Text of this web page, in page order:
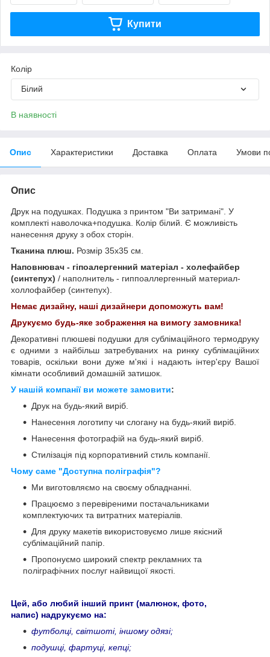
Купити
Колір
Білий
В наявності
Опис Характеристики Доставка Оплата Умови
Опис
Друк на подушках. Подушка з принтом "Ви затримані". У
комплекті наволочка+подушка. Колір білий. Є можливість
нанесення друку з обох сторін.
Тканина плюш. Розмір 35х35 см.
Наповнювач - гіпоалергенний матеріал - холефайбер
(синтепух) / наполнитель - гиппоаллергенный материал-
холлофайбер (синтепух).
Немає дизайну, наші дизайнери допоможуть вам!
Друкуємо будь-яке зображення на вимогу замовника!
Декоративні плюшеві подушки для сублімаційного термодруку
є одними з найбільш затребуваних на ринку сублімаційних
товарів, оскільки вони дуже м'які і надають інтер'єру Вашої
кімнати особливий домашній затишок.
У нашій компанії ви можете замовити:
Друк на будь-який виріб.
Нанесення логотипу чи слогану на будь-який виріб.
Нанесення фотографій на будь-який виріб.
Стилізація під корпоративний стиль компанії.
Чому саме "Доступна поліграфія"?
Ми виготовляємо на своєму обладнанні.
Працюємо з перевіреними постачальниками
комплектуючих та витратних матеріалів.
Для друку макетів використовуємо лише якісний
сублімаційний папір.
Пропонуємо широкий спектр рекламних та
поліграфічних послуг найвищої якості.
Цей, або любий інший принт (малюнок, фото,
напис) надрукуємо на:
футболці, світшоті, іншому одязі;
подушці, фартуці, кепці;